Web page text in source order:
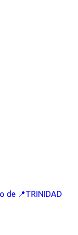
de 📍TRINIDAD